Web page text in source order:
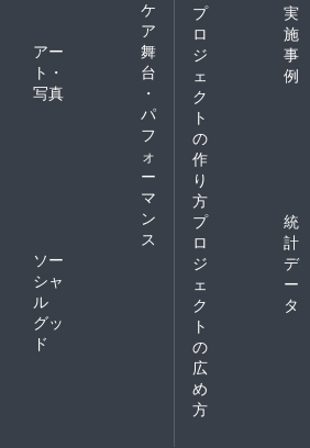
ケ
ア
アー
ト・
写真
舞
台
・
パ
フ
ォ
ー
マ
ン
ス
ソー
シャ
ル
グッ
ド
プ
ロ
ジ
ェ
ク
ト
の
作
り
方
実
施
事
例
プ
ロ
ジ
ェ
ク
ト
の
広
め
方
統
計
デ
ー
タ